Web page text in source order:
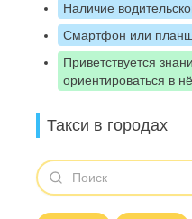
Наличие
Смартфон или
Приветствуется
ориентироваться в
Такси в городах